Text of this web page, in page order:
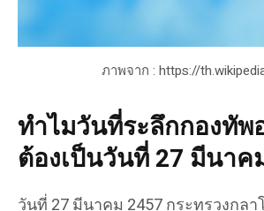
ภาพจาก : https://
ทำไมวันที่ระลึกกองทัพ
ต้องเป็นวันที่ 27 มีนาค
วันที่ 27 มีนาคม 2457 กระทรวงกล